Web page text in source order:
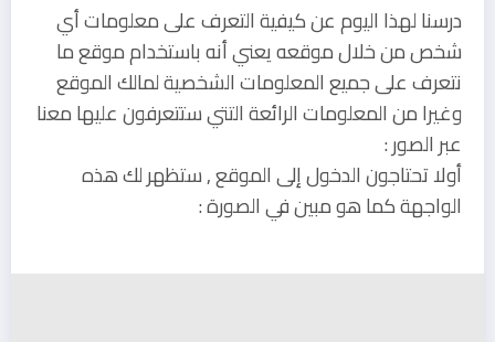
درسنا لهذا اليوم عن كيفية التعرف على معلومات أي
شخص من خلال موقعه يعني أنه باستخدام موقع ما
نتعرف على جميع المعلومات الشخصية لمالك الموقع
وغيرا من المعلومات الرائعة التتي ستتعرفون عليها معنا
عبر الصور :
أولا تحتاجون الدخول إلى الموقع , ستظهر لك هذه
الواجهة كما هو مبين في الصورة :